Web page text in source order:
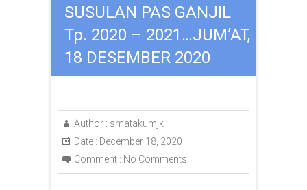
SUSULAN PAS GANJIL
Tp. 2020 – 2021…JUM’AT,
18 DESEMBER 2020
Author : smatakumjk
Date : December 18, 2020
Comment : No Comments